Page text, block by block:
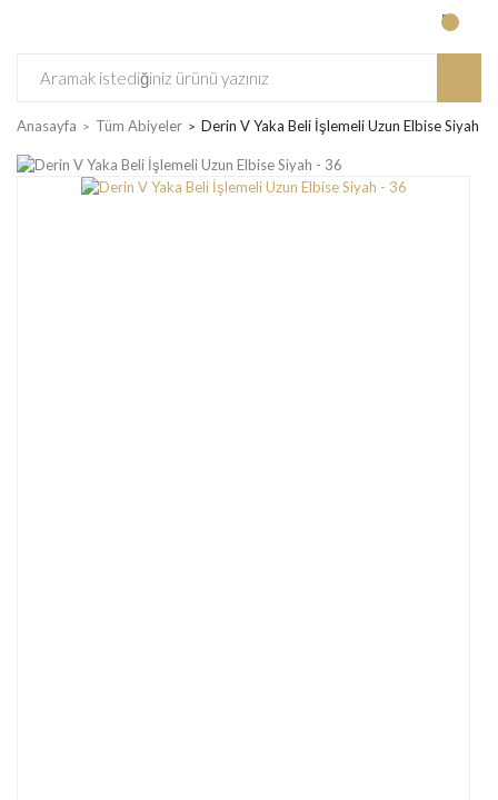
Anasayfa Tüm Abiyeler Derin V Yaka Beli İşlemeli Uzun Elbise Siyah -